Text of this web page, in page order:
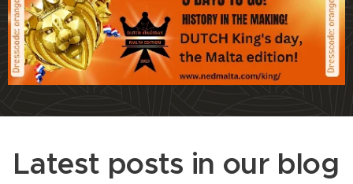
Latest posts in our blog